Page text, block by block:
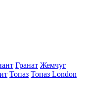
Гранат Жемчуг
Топаз Топаз London